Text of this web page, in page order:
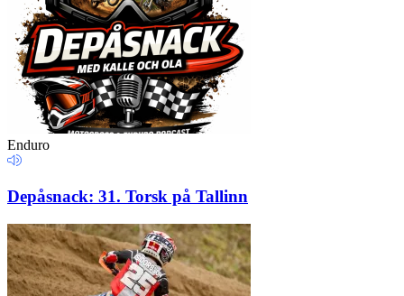
Enduro
Depåsnack: 31. Torsk på Tallinn